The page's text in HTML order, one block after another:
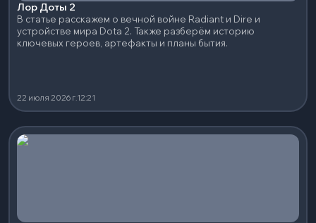
Лор Доты 2
В статье расскажем о вечной войне Radiant и Dire и
устройстве мира Dota 2. Также разберём историю
ключевых героев, артефакты и планы бытия.
22 июля 2026 г.12:21